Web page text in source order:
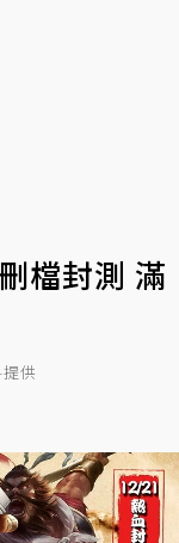
檔封測 滿
供